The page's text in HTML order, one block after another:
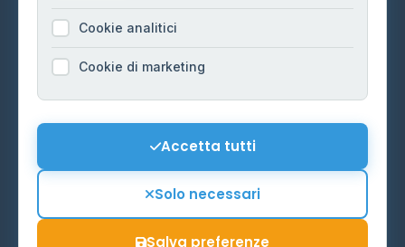
Cookie Policy
Preferenze Cookie
Mappa del sito
Cookie analitici
Cookie di marketing
Accetta tutti
Solo necessari
Salva preferenze